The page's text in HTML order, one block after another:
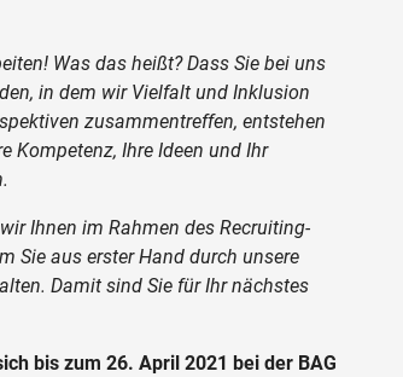
Was das heißt? Dass Sie bei uns
in dem wir Vielfalt und Inklusion
zusammentreffen, entstehen
Kompetenz, Ihre Ideen und Ihr
Ihnen im Rahmen des Recruiting-
Sie aus erster Hand durch unsere
Damit sind Sie für Ihr nächstes
bis zum 26. April 2021 bei der BAG